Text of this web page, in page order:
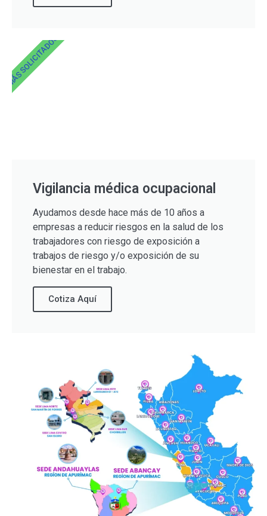
Vigilancia médica ocupacional
Ayudamos desde hace más de 10 años a
empresas a reducir riesgos en la salud de los
trabajadores con riesgo de exposición a
trabajos de riesgo y/o exposición de su
bienestar en el trabajo.
Cotiza Aquí
MÁS SOLICITADOS